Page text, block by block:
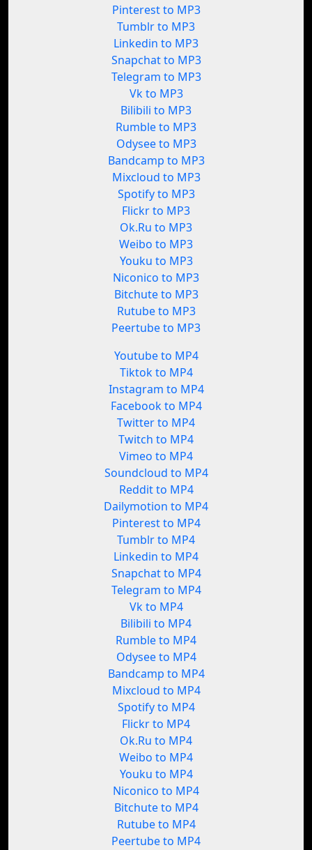
Pinterest to MP3
Tumblr to MP3
Linkedin to MP3
Snapchat to MP3
Telegram to MP3
Vk to MP3
Bilibili to MP3
Rumble to MP3
Odysee to MP3
Bandcamp to MP3
Mixcloud to MP3
Spotify to MP3
Flickr to MP3
Ok.Ru to MP3
Weibo to MP3
Youku to MP3
Niconico to MP3
Bitchute to MP3
Rutube to MP3
Peertube to MP3
Youtube to MP4
Tiktok to MP4
Instagram to MP4
Facebook to MP4
Twitter to MP4
Twitch to MP4
Vimeo to MP4
Soundcloud to MP4
Reddit to MP4
Dailymotion to MP4
Pinterest to MP4
Tumblr to MP4
Linkedin to MP4
Snapchat to MP4
Telegram to MP4
Vk to MP4
Bilibili to MP4
Rumble to MP4
Odysee to MP4
Bandcamp to MP4
Mixcloud to MP4
Spotify to MP4
Flickr to MP4
Ok.Ru to MP4
Weibo to MP4
Youku to MP4
Niconico to MP4
Bitchute to MP4
Rutube to MP4
Peertube to MP4